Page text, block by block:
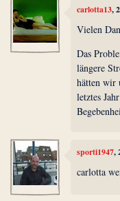
carlotta13,
Vielen
Das
längere
hätten wir
letztes
sporti1947,
carlotta